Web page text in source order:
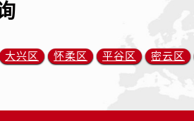
大兴区 怀柔区 平谷区 密云区